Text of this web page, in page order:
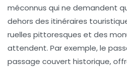
méconnus qui ne demandent
dehors des itinéraires
ruelles pittoresques et des
attendent. Par exemple, le
passage couvert historique,